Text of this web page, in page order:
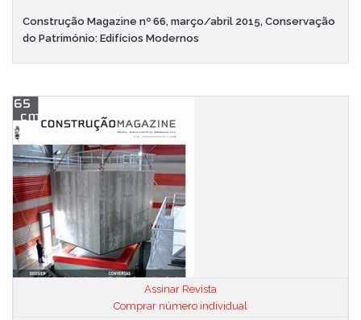
Construção Magazine nº 66, março/abril 2015, Conservação
do Património: Edifícios Modernos
Assinar Revista
Comprar número individual